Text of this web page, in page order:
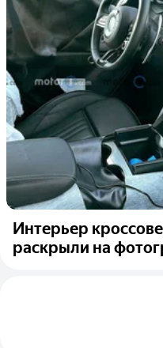
Интерьер
раскрыли на